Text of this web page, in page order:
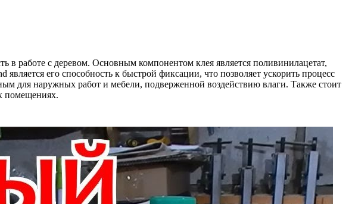
в работе с деревом. Основным компонентом клея является поливинилацетат,
его способность к быстрой фиксации, что позволяет ускорить процесс
для наружных работ и мебели, подверженной воздействию влаги. Также стоит
помещениях.